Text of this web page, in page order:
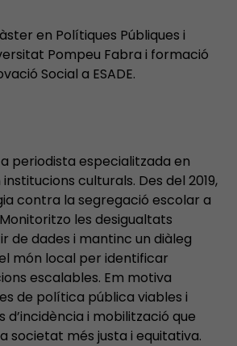
en Polítiques Públiques i
Pompeu Fabra i formació
Social a ESADE.
periodista especialitzada en
culturals. Des del 2019,
contra la segregació escolar a
les desigualtats
de dades i mantinc un diàleg
món local per identificar
escalables. Em motiva
de política pública viables i
i mobilització que
societat més justa i equitativa.